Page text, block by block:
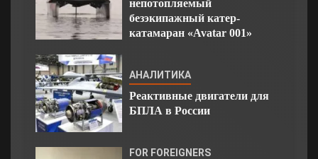
непотопляемый
безэкипажный катер-
катамаран «Avatar 001»
АНАЛИТИКА
Реактивные двигатели для
БПЛА в России
FOR FOREIGNERS